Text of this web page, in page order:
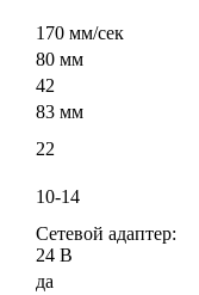
170 мм/сек
80 мм
42
83 мм
22
10-14
Сетевой адаптер:
24 В
да